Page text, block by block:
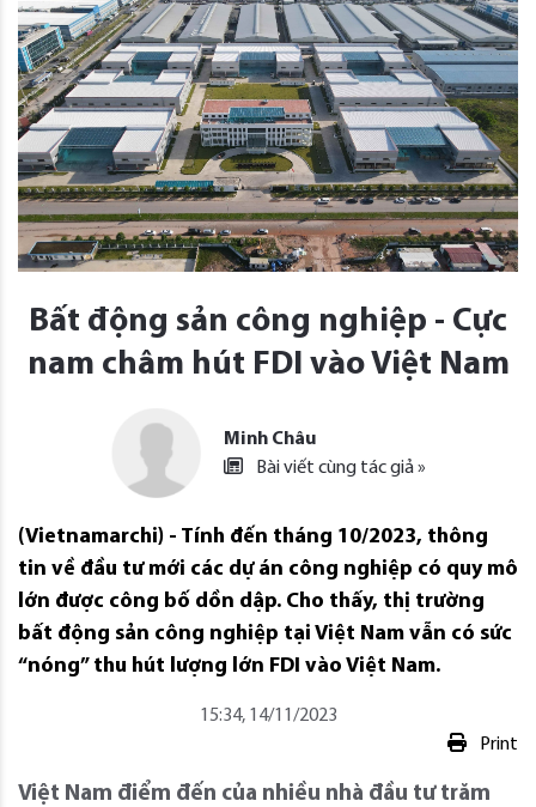
Bất động sản công nghiệp - Cực
nam châm hút FDI vào Việt Nam
Minh Châu
Bài viết cùng tác giả »
(Vietnamarchi) - Tính đến tháng 10/2023, thông
tin về đầu tư mới các dự án công nghiệp có quy mô
lớn được công bố dồn dập. Cho thấy, thị trường
bất động sản công nghiệp tại Việt Nam vẫn có sức
“nóng” thu hút lượng lớn FDI vào Việt Nam.
15:34, 14/11/2023
Print
Việt Nam điểm đến của nhiều nhà đầu tư trăm